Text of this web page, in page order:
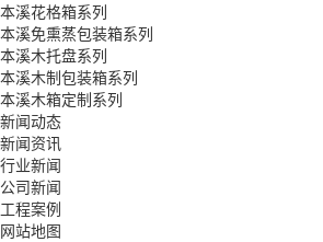
本溪花格箱系列
本溪免熏蒸包装箱系列
本溪木托盘系列
本溪木制包装箱系列
本溪木箱定制系列
新闻动态
新闻资讯
行业新闻
公司新闻
工程案例
网站地图